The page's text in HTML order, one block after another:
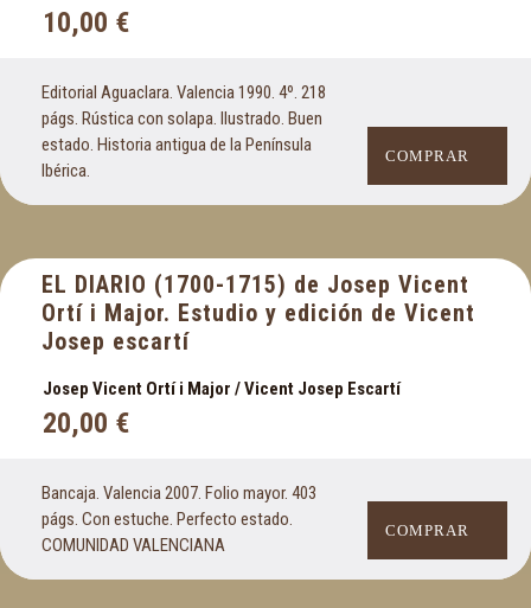
10,00 €
Editorial Aguaclara. Valencia 1990. 4º. 218
págs. Rústica con solapa. Ilustrado. Buen
estado. Historia antigua de la Península
Ibérica.
COMPRAR
EL DIARIO (1700-1715) de Josep Vicent
Ortí i Major. Estudio y edición de Vicent
Josep escartí
Josep Vicent Ortí i Major / Vicent Josep Escartí
20,00 €
Bancaja. Valencia 2007. Folio mayor. 403
págs. Con estuche. Perfecto estado.
COMUNIDAD VALENCIANA
COMPRAR